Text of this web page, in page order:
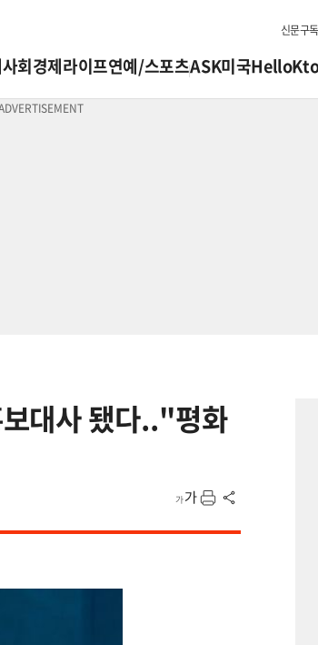
신문구독
사회경제라이프연예/스포츠ASK미국
대사 됐다.."평화